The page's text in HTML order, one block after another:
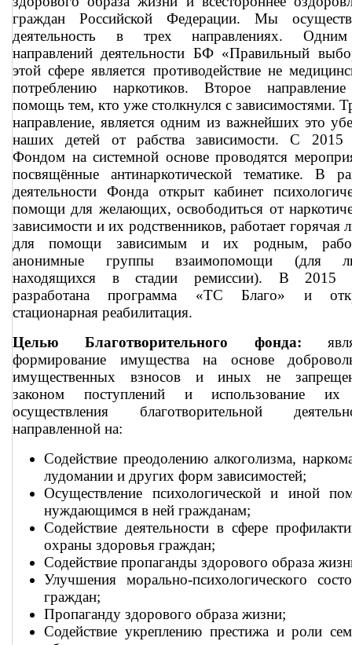
граждан Российской Федерации. Мы
деятельность в трех направлениях.
направлений деятельности БФ «Правильный
этой сфере является противодействие не
потреблению наркотиков. Второе
помощь тем, кто уже столкнулся с зависимостями.
направление, является одним из важнейших это
наших детей от рабства зависимости. С 2015
Фондом на системной основе проводятся
посвящённые антинаркотической тематике. В
деятельности Фонда открыт кабинет
помощи для желающих, освободиться от
зависимости и их родственников, работает горячая
для помощи зависимым и их родным,
анонимные группы взаимопомощи (для
находящихся в стадии ремиссии). В 2015
разработана программа «ТС Благо» и
стационарная реабилитация.
Целью Благотворительного фонда:
формирование имущества на основе
имущественных взносов и иных не
законом поступлений и использование
осуществления благотворительной
направленной на:
Содействие преодолению алкоголизма,
лудомании и других форм зависимостей;
Осуществление психологической и иной
нуждающимся в ней гражданам;
Содействие деятельности в сфере
охраны здоровья граждан;
Содействие пропаганды здорового образа
Улучшения морально-психологического
граждан;
Пропаганду здорового образа жизни;
Содействие укреплению престижа и роли